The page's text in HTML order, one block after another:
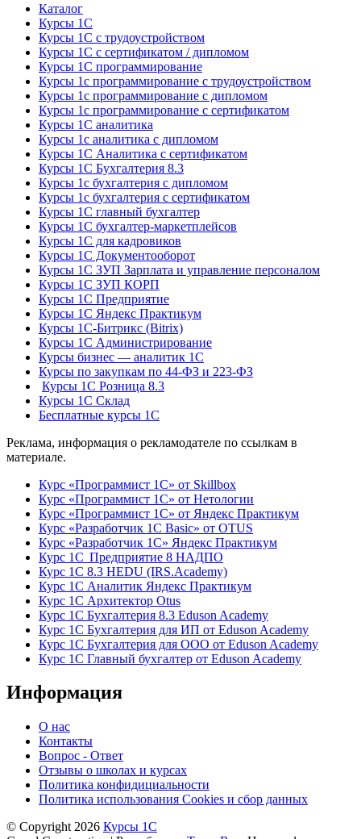
Каталог
Курсы 1С
Курсы 1С с трудоустройством
Курсы 1С с сертификатом / дипломом
Курсы 1С программирование
Курсы 1с программирование с трудоустройством
Курсы 1с программирование с дипломом
Курсы 1с программирование с сертификатом
Курсы 1С аналитика
Курсы 1с аналитика с дипломом
Курсы 1С Аналитика с сертификатом
Курсы 1С Бухгалтерия 8.3
Курсы 1с бухгалтерия с дипломом
Курсы 1с бухгалтерия с сертификатом
Курсы 1С главный бухгалтер
Курсы 1С бухгалтер-маркетплейсов
Курсы 1С для кадровиков
Курсы 1С Документооборот
Курсы 1С ЗУП Зарплата и управление персоналом
Курсы 1С ЗУП КОРП
Курсы 1С Предприятие
Курсы 1С Яндекс Практикум
Курсы 1С-Битрикс (Bitrix)
Курсы 1С Администрирование
Курсы бизнес — аналитик 1С
Курсы по закупкам по 44‑ФЗ и 223‑ФЗ
Курсы 1С Розница 8.3
Курсы 1С Склад
Бесплатные курсы 1С
Реклама, информация о рекламодателе по ссылкам в
материале.
Курс «Программист 1С» от Skillbox
Курс «Программист 1С» от Нетологии
Курс «Программист 1С» от Яндекс Практикум
Курс «Разработчик 1С Basic» от OTUS
Курс «Разработчик 1С» Яндекс Практикум
Курс 1С Предприятие 8 НАДПО
Курс 1С 8.3 HEDU (IRS.Academy)
Курс 1С Аналитик Яндекс Практикум
Курс 1С Архитектор Otus
Курс 1С Бухгалтерия 8.3 Eduson Academy
Курс 1С Бухгалтерия для ИП от Eduson Academy
Курс 1С Бухгалтерия для ООО от Eduson Academy
Курс 1С Главный бухгалтер от Eduson Academy
Информация
О нас
Контакты
Вопрос - Ответ
Отзывы о школах и курсах
Политика конфидициальности
Политика использования Cookies и сбор данных
© Copyright 2026 Курсы 1С